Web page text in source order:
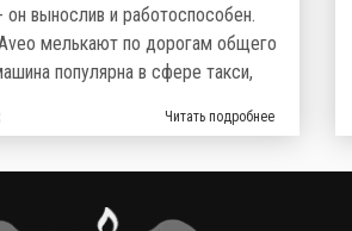
вынослив и работоспособен.
мелькают по дорогам общего
популярна в сфере такси,
и неприхотливый
оборудования, которое
Читать подробнее